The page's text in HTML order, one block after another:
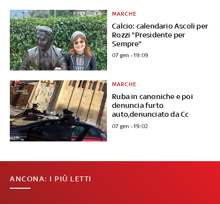
Calcio: calendario Ascoli per
Rozzi "Presidente per
Sempre"
MARCHE
07 gen - 19:09
Ruba in canoniche e poi
denuncia furto
auto,denunciato da Cc
MARCHE
07 gen - 19:02
ANCONA: I PIÙ LETTI